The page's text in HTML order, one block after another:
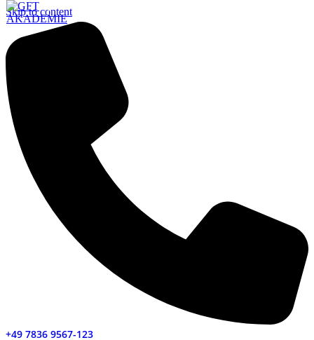
Skip to content
+49 7836 9567-123